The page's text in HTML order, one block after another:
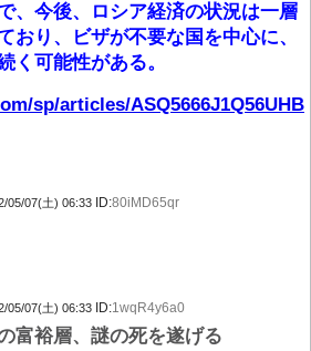
、今後、ロシア経済の状況は一層
おり、ビザが不要な国を中心に、
く可能性がある。
sp/articles/ASQ5666J1Q56UHB
05/07(土) 06:33 ID:80iMD65qr
05/07(土) 06:33 ID:1wqR4y6a0
富裕層、謎の死を遂げる